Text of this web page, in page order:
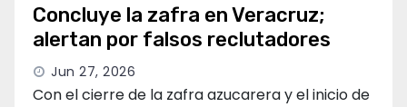
Concluye la zafra en Veracruz;
alertan por falsos reclutadores
Jun 27, 2026
Con el cierre de la zafra azucarera y el inicio de